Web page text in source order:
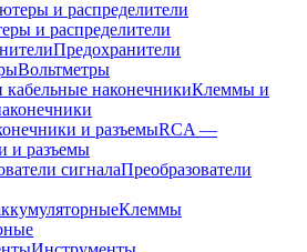
и распределители
Предохранители
Вольтметры
Клеммы и
RCA —
и разъемы
Преобразователи
Клеммы